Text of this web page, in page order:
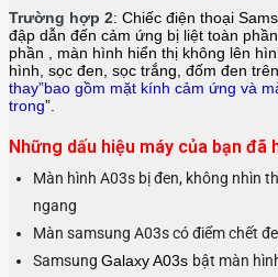
Trường hợp 2: Chiếc điện thoại
đập dẫn đến cảm ứng bị liệt toàn
phần , màn hình hiển thị không lên
hình, sọc đen, sọc trắng, đốm đen
thay”bao gồm mặt kính cảm ứng và
trong”.
Những dấu hiệu máy của bạn đã
Màn hình A03s bị đen, không nhìn
ngang
Màn samsung A03s có điểm chết
SamsungGalaxy A03s bật màn